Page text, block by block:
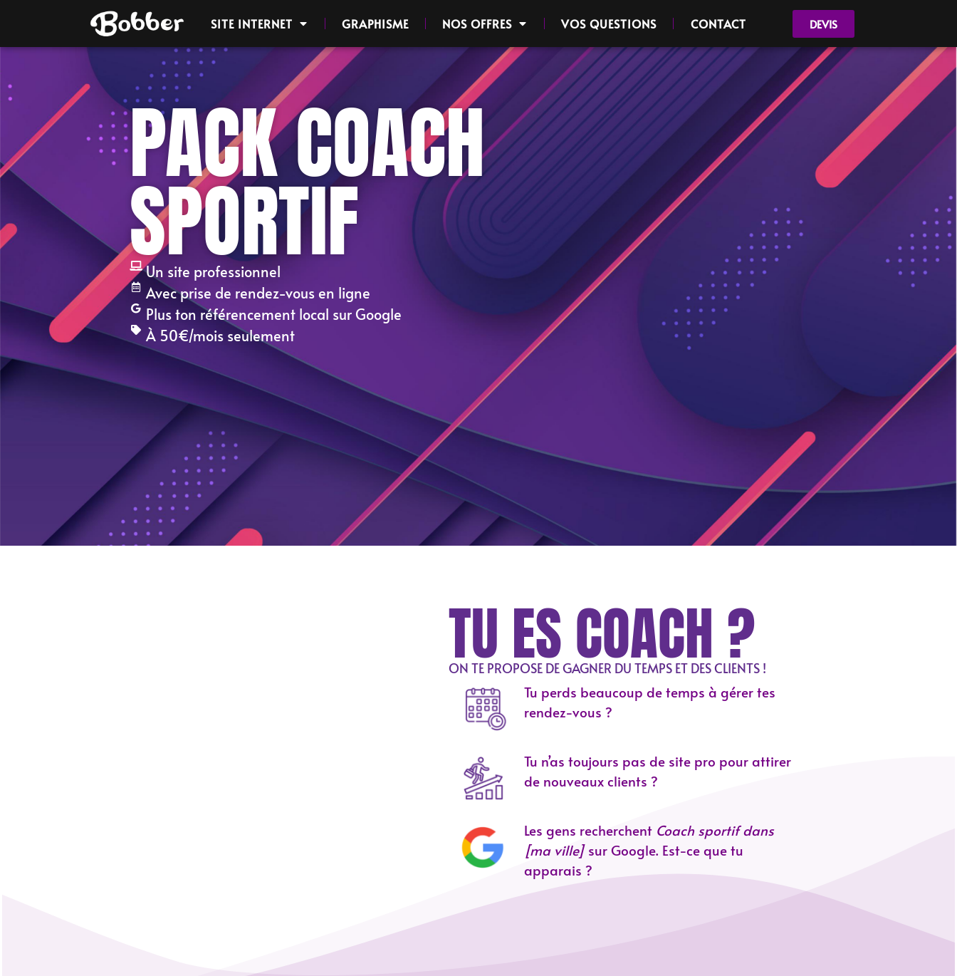
SITE INTERNET GRAPHISME NOS OFFRES VOS QUESTIONS CONTACT DEVIS
PACK COACH
SPORTIF
Un site professionnel
Avec prise de rendez-vous en ligne
Plus ton référencement local sur Google
À 50€/mois seulement
TU ES COACH ?
ON TE PROPOSE DE GAGNER DU TEMPS ET DES CLIENTS !
Tu perds beaucoup de temps à gérer tes
rendez-vous ?
Tu n’as toujours pas de site pro pour attirer
de nouveaux clients ?
Les gens recherchent Coach sportif dans
[ma ville]sur Google. Est-ce que tu
apparais ?